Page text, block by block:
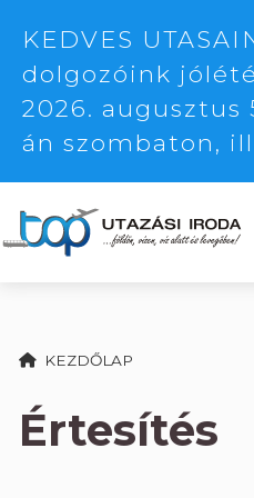
KEDVES
dolgozóink
2026. augusztus
án szombaton,
KEZDŐLAP
Értesítés